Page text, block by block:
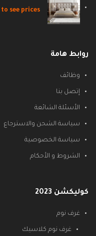
see prices
روابط هامة
وظائف
إتصل بنا
الأسئلة الشائعة
سياسة الشحن والاسترجاع
سياسة الخصوصية
الشروط و الأحكام
كوليكشن 2023
غرف نوم
غرف نوم كلاسيك